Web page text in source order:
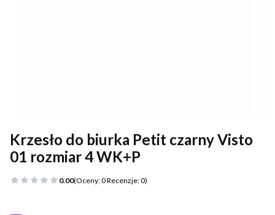
Krzesło do biurka Petit czarny Visto
01 rozmiar 4 WK+P
0.00(Oceny: 0 Recenzje: 0)